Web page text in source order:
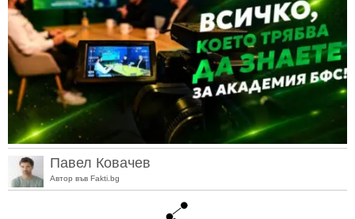
Павел Ковачев
Автор във Fakti.bg